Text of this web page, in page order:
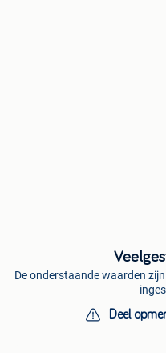
De onderstaande waarden
Deel